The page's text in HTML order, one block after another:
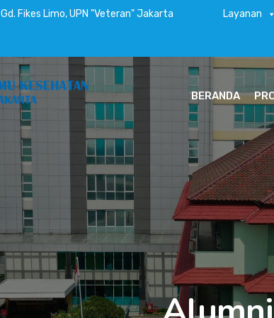
Gd. Fikes Limo, UPN "Veteran" Jakarta Layanan
BERANDA